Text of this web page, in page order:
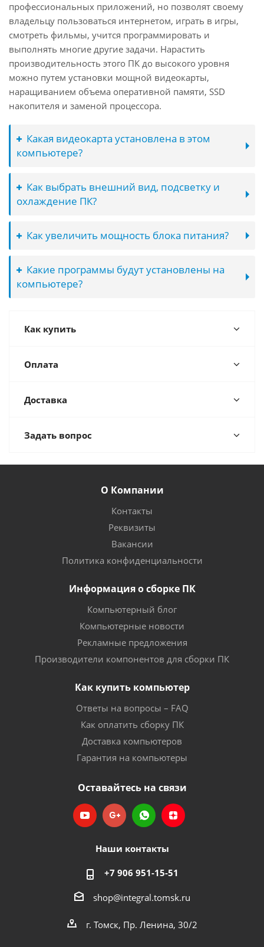
профессиональных приложений, но позволят своему
владельцу пользоваться интернетом, играть в игры,
смотреть фильмы, учится программировать и
выполнять многие другие задачи. Нарастить
производительность этого ПК до высокого уровня
можно путем установки мощной видеокарты,
наращиванием объема оперативной памяти, SSD
накопителя и заменой процессора.
Какая видеокарта установлена в этом
компьютере?
Как выбрать внешний вид, подсветку и
охлаждение ПК?
Как увеличить мощность блока питания?
Какие программы будут установлены на
компьютере?
Как купить
Оплата
Доставка
Задать вопрос
О Компании
Контакты
Реквизиты
Вакансии
Политика конфиденциальности
Информация о сборке ПК
Компьютерный блог
Компьютерные новости
Рекламные предложения
Производители компонентов для сборки ПК
Как купить компьютер
Ответы на вопросы – FAQ
Как оплатить сборку ПК
Доставка компьютеров
Гарантия на компьютеры
Оставайтесь на связи
Наши контакты
+7 906 951-15-51
shop@integral.tomsk.ru
г. Томск, Пр. Ленина, 30/2